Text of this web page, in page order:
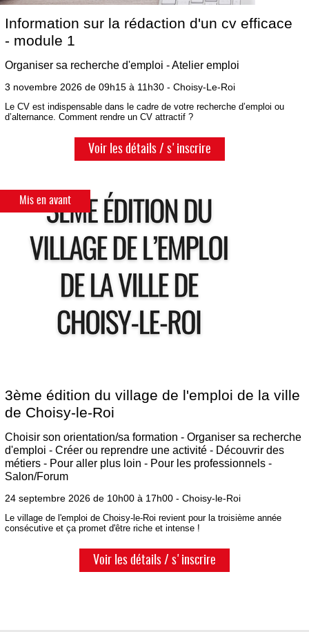
Information sur la rédaction d'un cv efficace
- module 1
Organiser sa recherche d'emploi - Atelier emploi
3 novembre 2026 de 09h15 à 11h30 - Choisy-Le-Roi
Le CV est indispensable dans le cadre de votre recherche d’emploi ou
d’alternance. Comment rendre un CV attractif ?
Voir les détails / s'inscrire
Mis en avant
3ème édition du village de l'emploi de la ville
de Choisy-le-Roi
Choisir son orientation/sa formation - Organiser sa recherche
d'emploi - Créer ou reprendre une activité - Découvrir des
métiers - Pour aller plus loin - Pour les professionnels -
Salon/Forum
24 septembre 2026 de 10h00 à 17h00 - Choisy-le-Roi
Le village de l'emploi de Choisy-le-Roi revient pour la troisième année
consécutive et ça promet d'être riche et intense !
Voir les détails / s'inscrire